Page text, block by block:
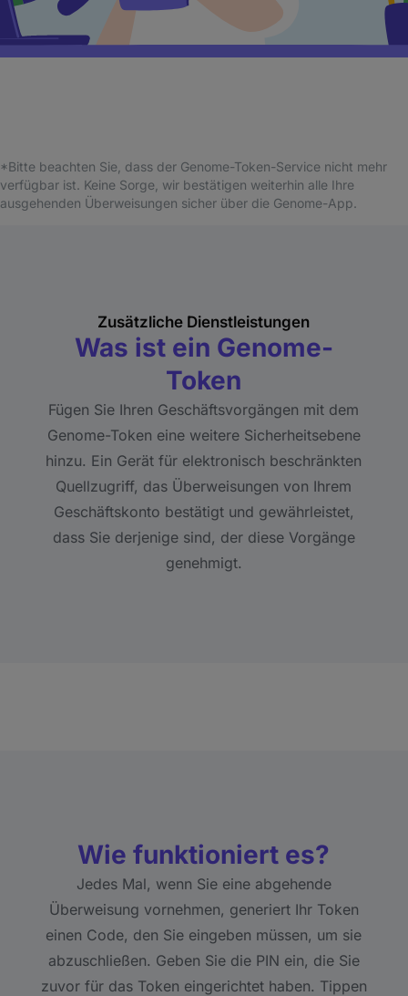
*Bitte beachten Sie, dass der Genome-Token-Service nicht mehr
verfügbar ist. Keine Sorge, wir bestätigen weiterhin alle Ihre
ausgehenden Überweisungen sicher über die Genome-App.
Zusätzliche Dienstleistungen
Was ist ein Genome-
Token
Fügen Sie Ihren Geschäftsvorgängen mit dem
Genome-Token eine weitere Sicherheitsebene
hinzu. Ein Gerät für elektronisch beschränkten
Quellzugriff, das Überweisungen von Ihrem
Geschäftskonto bestätigt und gewährleistet,
dass Sie derjenige sind, der diese Vorgänge
genehmigt.
Wie funktioniert es?
Jedes Mal, wenn Sie eine abgehende
Überweisung vornehmen, generiert Ihr Token
einen Code, den Sie eingeben müssen, um sie
abzuschließen. Geben Sie die PIN ein, die Sie
zuvor für das Token eingerichtet haben. Tippen